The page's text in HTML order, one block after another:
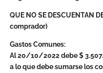
QUE NO SE DESCUENTAN
comprador)
Gastos Comunes:
Al 20/10/2022 debe $
a lo que debe sumarse los